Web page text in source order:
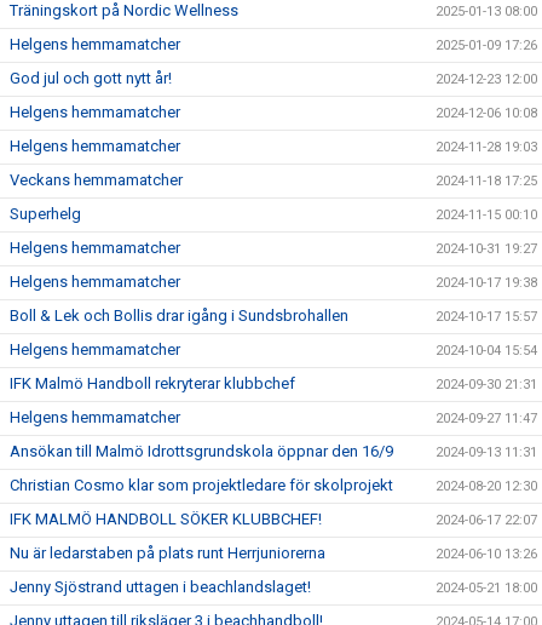
Träningskort på Nordic Wellness 2025-01-13 08:00
Helgens hemmamatcher 2025-01-09 17:26
God jul och gott nytt år! 2024-12-23 12:00
Helgens hemmamatcher 2024-12-06 10:08
Helgens hemmamatcher 2024-11-28 19:03
Veckans hemmamatcher 2024-11-18 17:25
Superhelg 2024-11-15 00:10
Helgens hemmamatcher 2024-10-31 19:27
Helgens hemmamatcher 2024-10-17 19:38
Boll & Lek och Bollis drar igång i Sundsbrohallen 2024-10-17 15:57
Helgens hemmamatcher 2024-10-04 15:54
IFK Malmö Handboll rekryterar klubbchef 2024-09-30 21:31
Helgens hemmamatcher 2024-09-27 11:47
Ansökan till Malmö Idrottsgrundskola öppnar den 16/9 2024-09-13 11:31
Christian Cosmo klar som projektledare för skolprojekt 2024-08-20 12:30
IFK MALMÖ HANDBOLL SÖKER KLUBBCHEF! 2024-06-17 22:07
Nu är ledarstaben på plats runt Herrjuniorerna 2024-06-10 13:26
Jenny Sjöstrand uttagen i beachlandslaget! 2024-05-21 18:00
Jenny uttagen till riksläger 3 i beachhandboll!